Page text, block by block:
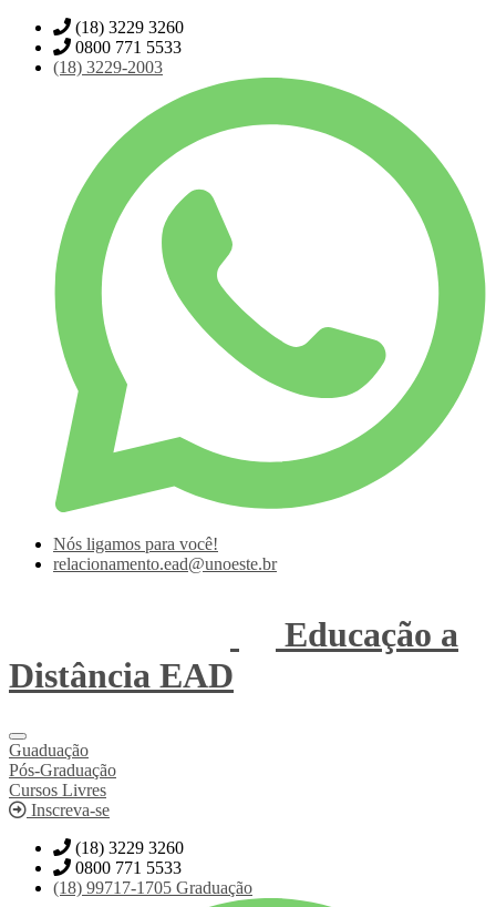
(18) 3229 3260
0800 771 5533
(18) 3229-2003
Nós ligamos para você!
relacionamento.ead@unoeste.br
Educação a
Distância EAD
Guaduação
Pós-Graduação
Cursos Livres
Inscreva-se
(18) 3229 3260
0800 771 5533
(18) 99717-1705 Graduação